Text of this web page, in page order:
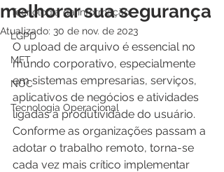
Tecnologia da Informação
LGPD
MFT
NOC
Tecnologia Operacional
melhorar sua segurança
Atualizado: 30 de nov. de 2023
O upload de arquivo é essencial no
mundo corporativo, especialmente
em sistemas empresarias, serviços,
aplicativos de negócios e atividades
ligadas a produtividade do usuário.
Conforme as organizações passam a
adotar o trabalho remoto, torna-se
cada vez mais crítico implementar